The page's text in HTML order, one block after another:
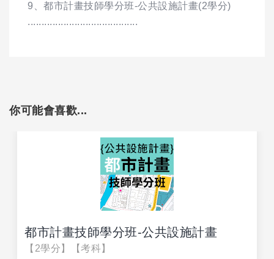
9、都市計畫技師學分班-公共設施計畫(2學分)
........................................
你可能會喜歡...
都市計畫技師學分班-公共設施計畫
【2學分】【考科】